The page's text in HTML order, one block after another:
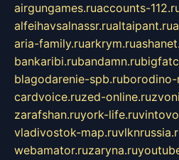
airgungames.ruaccounts-
alfeihavsalnassr.rualtaipant.ru
aria-family.ruarkrym.ru
bankaribi.rubandamn.ru
blagodarenie-spb.ruborodino-
cardvoice.ruzed-online.ru
zarafshan.ruyork-life.ru
vladivostok-map.ru
webamator.ruzaryna.ru